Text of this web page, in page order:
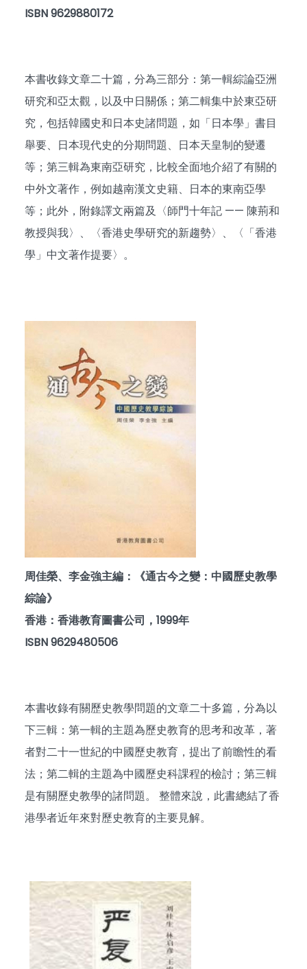
ISBN 9629880172
本書收錄文章二十篇，分為三部分：第一輯綜論亞洲
研究和亞太觀，以及中日關係；第二輯集中於東亞研
究，包括韓國史和日本史諸問題，如「日本學」書目
舉要、日本現代史的分期問題、日本天皇制的變遷
等；第三輯為東南亞研究，比較全面地介紹了有關的
中外文著作，例如越南漢文史籍、日本的東南亞學
等；此外，附錄譯文兩篇及〈師門十年記 —— 陳荊和
教授與我〉、〈香港史學研究的新趨勢〉、〈「香港
學」中文著作提要〉。
周佳榮、李金強主編：《通古今之變：中國歷史教學
綜論》
香港：香港教育圖書公司，1999年
ISBN 9629480506
本書收錄有關歷史教學問題的文章二十多篇，分為以
下三輯：第一輯的主題為歷史教育的思考和改革，著
者對二十一世紀的中國歷史教育，提出了前瞻性的看
法；第二輯的主題為中國歷史科課程的檢討；第三輯
是有關歷史教學的諸問題。 整體來說，此書總結了香
港學者近年來對歷史教育的主要見解。